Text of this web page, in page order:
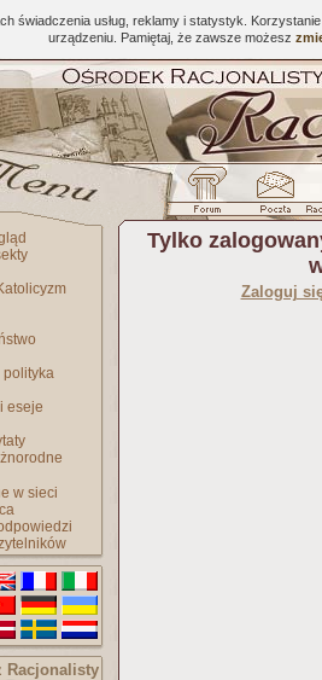
świadczenia usług, reklamy i statystyk.
urządzeniu. Pamiętaj, że zawsze możesz
polityka
eseje
w sieci
Racjonalisty
Tylko
Zaloguj